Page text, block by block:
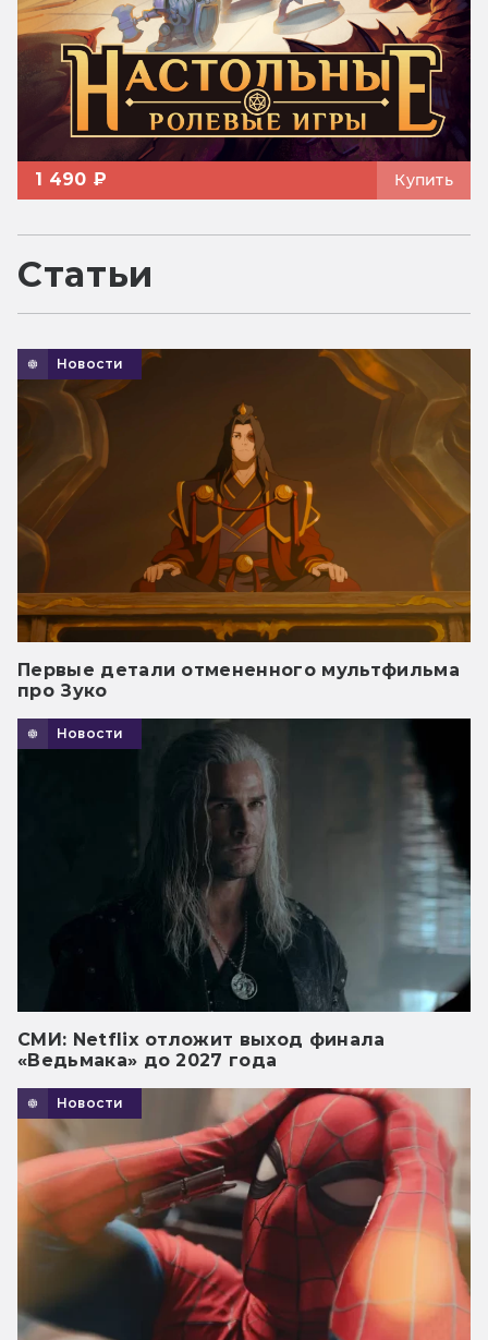
1 490 ₽ Купить
Статьи
Новости
Первые детали отмененного мультфильма
про Зуко
Новости
СМИ: Netflix отложит выход финала
«Ведьмака» до 2027 года
Новости